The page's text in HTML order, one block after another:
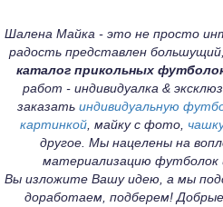
Шалена Майка - это не просто
радость представлен
каталог прикольных
работ - индивидуалка &
заказать индивидуальную
картинкой, майку с фото,
другое. Мы нацелены на
материализацию
Вы изложите Вашу идею, а мы
доработаем, подберем!